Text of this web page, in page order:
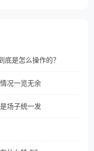
底是怎么操作的？
况一览无余
场子统一发